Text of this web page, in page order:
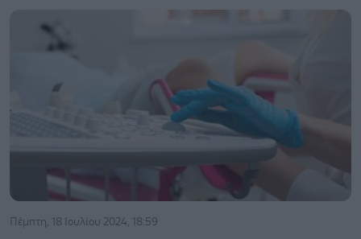
Πέμπτη, 18 Ιουλίου 2024, 18:59